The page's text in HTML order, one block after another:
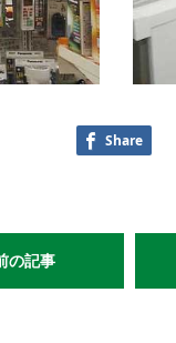
Share
の記事